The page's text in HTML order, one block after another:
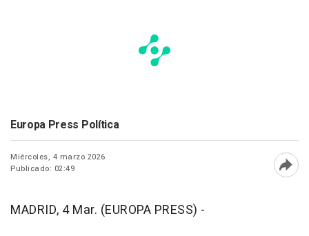
Europa Press Política
Miércoles, 4 marzo 2026
Publicado: 02:49
MADRID, 4 Mar. (EUROPA PRESS) -